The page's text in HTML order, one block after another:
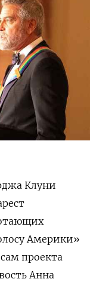
Клуни
Америки»
проекта
Анна